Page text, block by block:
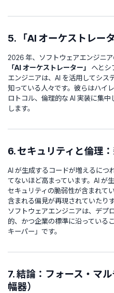
5. 「AI オーケストレー
2026 年、ソフトウェアエンジニ
「AI オーケストレーター」
へとシ
エンジニアは、AI を活用してシス
知っている人々です。彼らはハイ
ロトコル、倫理的な AI 実装に集
します。
6. セキュリティと倫理
AI が生成するコードが増えるにつ
てないほど高まっています。AI が
セキュリティの脆弱性が含まれて
含まれる偏見が再現されていたり
ソフトウェアエンジニアは、デプ
的、かつ企業の標準に沿っている
キーパー」です。
7. 結論：フォース・マ
幅器）